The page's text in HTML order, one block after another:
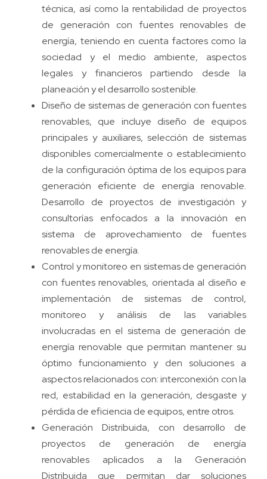
técnica, así como la rentabilidad de proyectos
de generación con fuentes renovables de
energía, teniendo en cuenta factores como la
sociedad y el medio ambiente, aspectos
legales y financieros partiendo desde la
planeación y el desarrollo sostenible.
Diseño de sistemas de generación con fuentes
renovables, que incluye diseño de equipos
principales y auxiliares, selección de sistemas
disponibles comercialmente o establecimiento
de la configuración óptima de los equipos para
generación eficiente de energía renovable.
Desarrollo de proyectos de investigación y
consultorías enfocados a la innovación en
sistema de aprovechamiento de fuentes
renovables de energía.
Control y monitoreo en sistemas de generación
con fuentes renovables, orientada al diseño e
implementación de sistemas de control,
monitoreo y análisis de las variables
involucradas en el sistema de generación de
energía renovable que permitan mantener su
óptimo funcionamiento y den soluciones a
aspectos relacionados con: interconexión con la
red, estabilidad en la generación, desgaste y
pérdida de eficiencia de equipos, entre otros.
Generación Distribuida, con desarrollo de
proyectos de generación de energía
renovables aplicados a la Generación
Distribuida que permitan dar soluciones